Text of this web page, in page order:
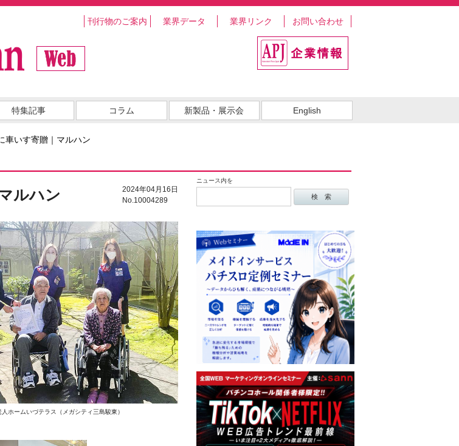
刊行物のご案内 業界データ 業界リンク お問い合わせ
特集記事 コラム 新製品・展示会 English
車いす寄贈｜マルハン
ニュース内を
2024年04月16日
No.10004289
ルハン
ホームいづテラス（メガシティ三島駿東）